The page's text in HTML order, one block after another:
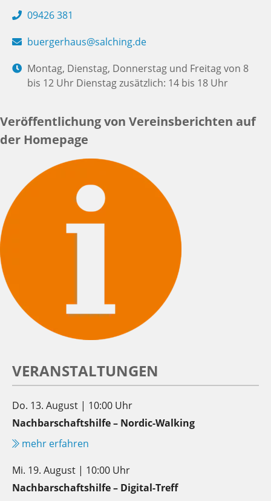
09426 381
buergerhaus@salching.de
Montag, Dienstag, Donnerstag und Freitag von 8
bis 12 Uhr Dienstag zusätzlich: 14 bis 18 Uhr
Veröffentlichung von Vereinsberichten auf
der Homepage
VERANSTALTUNGEN
Do. 13. August | 10:00 Uhr
Nachbarschaftshilfe – Nordic-Walking
mehr erfahren
Mi. 19. August | 10:00 Uhr
Nachbarschaftshilfe – Digital-Treff